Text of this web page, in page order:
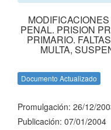
PENAL. PRISION
PRIMARIO.
MULTA,
Documento Actualizado
Promulgación: 26/12/
Publicación: 07/01/2004